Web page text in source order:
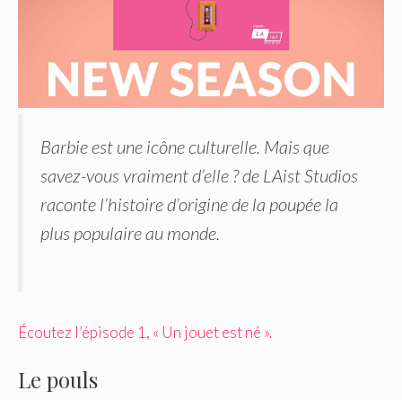
Barbie est une icône culturelle. Mais que
savez-vous vraiment d’elle ? de LAist Studios
raconte l’histoire d’origine de la poupée la
plus populaire au monde.
Écoutez l’épisode 1, « Un jouet est né ».
Le pouls